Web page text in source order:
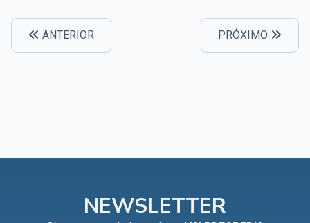
ANTERIOR PRÓXIMO
NEWSLETTER